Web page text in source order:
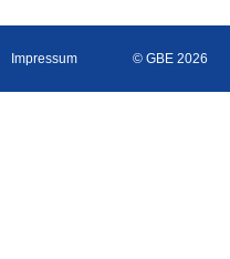
Impressum © GBE 2026